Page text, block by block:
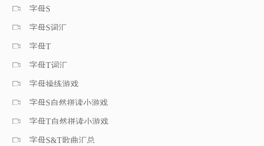
字母S
字母S词汇
字母T
字母T词汇
字母操练游戏
字母S自然拼读小游戏
字母T自然拼读小游戏
字母S&T歌曲汇总